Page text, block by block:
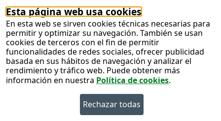
Esta página web usa cookies
En esta web se sirven cookies técnicas necesarias para
permitir y optimizar su navegación. También se usan
cookies de terceros con el fin de permitir
funcionalidades de redes sociales, ofrecer publicidad
basada en sus hábitos de navegación y analizar el
rendimiento y tráfico web. Puede obtener más
información en nuestra Política de cookies.